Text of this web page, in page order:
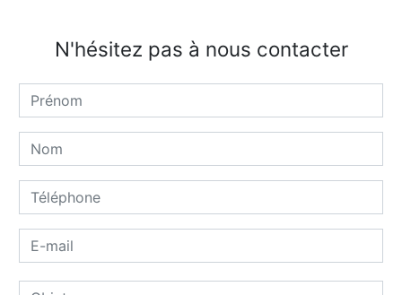
N'hésitez pas à nous contacter